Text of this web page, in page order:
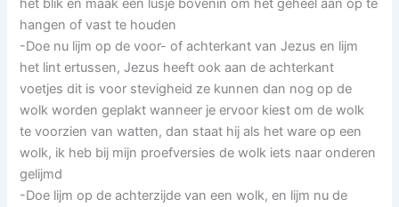
het blik en maak een lusje bovenin om het geheel aan op te
hangen of vast te houden
-Doe nu lijm op de voor- of achterkant van Jezus en lijm
het lint ertussen, Jezus heeft ook aan de achterkant
voetjes dit is voor stevigheid ze kunnen dan nog op de
wolk worden geplakt wanneer je ervoor kiest om de wolk
te voorzien van watten, dan staat hij als het ware op een
wolk, ik heb bij mijn proefversies de wolk iets naar onderen
gelijmd
-Doe lijm op de achterzijde van een wolk, en lijm nu de